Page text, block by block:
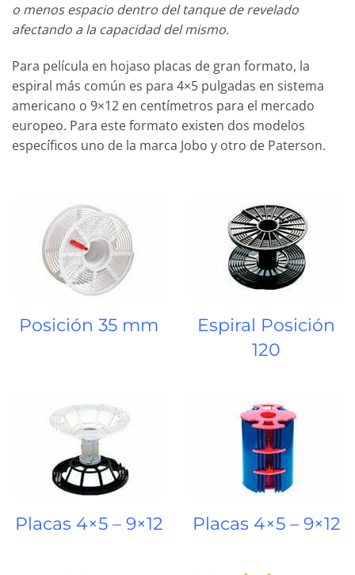
o menos espacio dentro del tanque de revelado
afectando a la capacidad del mismo.
Para película en hojaso placas de gran formato, la
espiral más común es para 4×5 pulgadas en sistema
americano o 9×12 en centímetros para el mercado
europeo. Para este formato existen dos modelos
específicos uno de la marca Jobo y otro de Paterson.
Posición 35 mm
Espiral Posición
120
Placas 4×5 – 9×12 Placas 4×5 – 9×12